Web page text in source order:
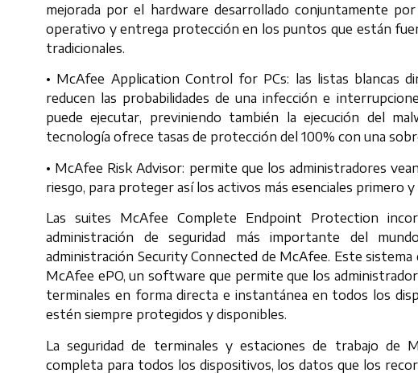
mejorada por el hardware desarrollado conjuntamente
operativo y entrega protección en los puntos que están
tradicionales.
• McAfee Application Control for PCs: las listas blancas
reducen las probabilidades de una infección e
puede ejecutar, previniendo también la ejecución del
tecnología ofrece tasas de protección del 100% con una
• McAfee Risk Advisor: permite que los administradores
riesgo, para proteger así los activos más esenciales primero
Las suites McAfee Complete Endpoint Protection
administración de seguridad más importante del
administración Security Connected de McAfee. Este
McAfee ePO, un software que permite que los
terminales en forma directa e instantánea en todos los
estén siempre protegidos y disponibles.
La seguridad de terminales y estaciones de trabajo de
completa para todos los dispositivos, los datos que los